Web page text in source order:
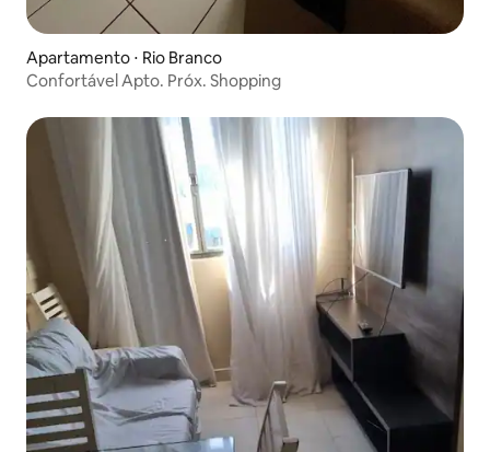
Apartamento ⋅ Rio Branco
Confortável Apto. Próx. Shopping